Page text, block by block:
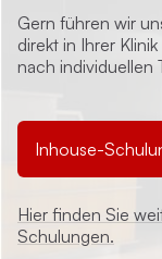
Gern führen wir
direkt in Ihrer
nach individuellen
Inhouse-
Hier finden Sie
Schulungen.